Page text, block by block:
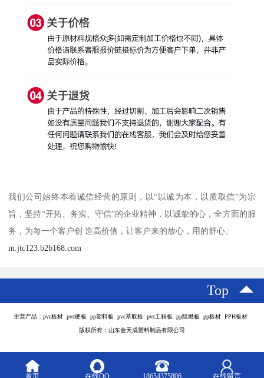
我们公司始终本着诚信经营的原则，以“以诚为本，以质取信”为宗
旨，坚持“开拓、务实、守信”的企业精神，以诚挚的心，全方面的服
务，为每一个客户创 造高价值，让客户来的放心，用的舒心。
m.jtc123.b2b168.com
Top
主营产品：pvc板材 pvc硬板 pp塑料板 pvc萃取板 pvc工程板 pp阻燃板 pp板材 PPH板材
版权所有：山东金天成塑料制品有限公司
首页 在线QQ 18654375806 在线留言